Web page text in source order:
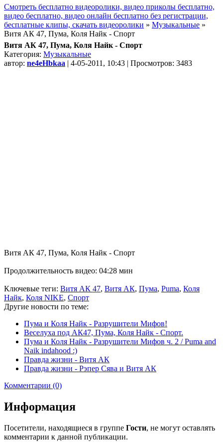
Смотреть бесплатно видеоролики, видео приколы бесплатно,
видео бесплатно, видео онлайн бесплатно без регистрации,
бесплатные клипы, скачать видеоролики » Музыкальные »
Витя АК 47, Пума, Коля Найк - Спорт
Витя АК 47, Пума, Коля Найк - Спорт
Категория: Музыкальные
автор: ne4eHbkaa | 4-05-2011, 10:43 | Просмотров: 3483
Витя АК 47, Пума, Коля Найк - Спорт
Продолжительность видео: 04:28 мин
Ключевые теги: Витя АК 47, Витя АК, Пума, Puma, Коля
Найк, Коля NIKE, Спорт
Другие новости по теме:
Пума и Коля Найк - Разрушители Мифов!
Веселуха под АК47, Пума, Коля Найк - Спорт.
Пума и Коля Найк - Разрушители Мифов ч. 2 / Puma and
Naik indahood :)
Правда жизни - Витя АК
Правда жизни - Рэпер Сява и Витя АК
Комментарии (0)
Информация
Посетители, находящиеся в группе Гости, не могут оставлять
комментарии к данной публикации.